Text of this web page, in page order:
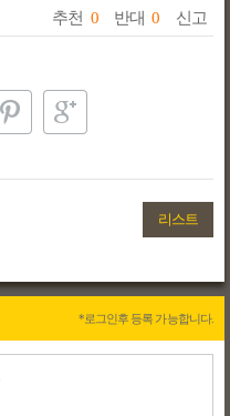
추천 0 반대 0 신고
리스트
*로그인후 등록 가능합니다.